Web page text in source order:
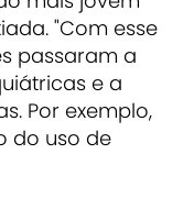
"Com esse
passaram a
e a
Por exemplo,
do uso de